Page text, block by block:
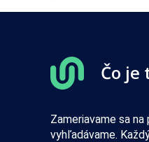
Čo je
Zameriavame sa
vyhľadávame.